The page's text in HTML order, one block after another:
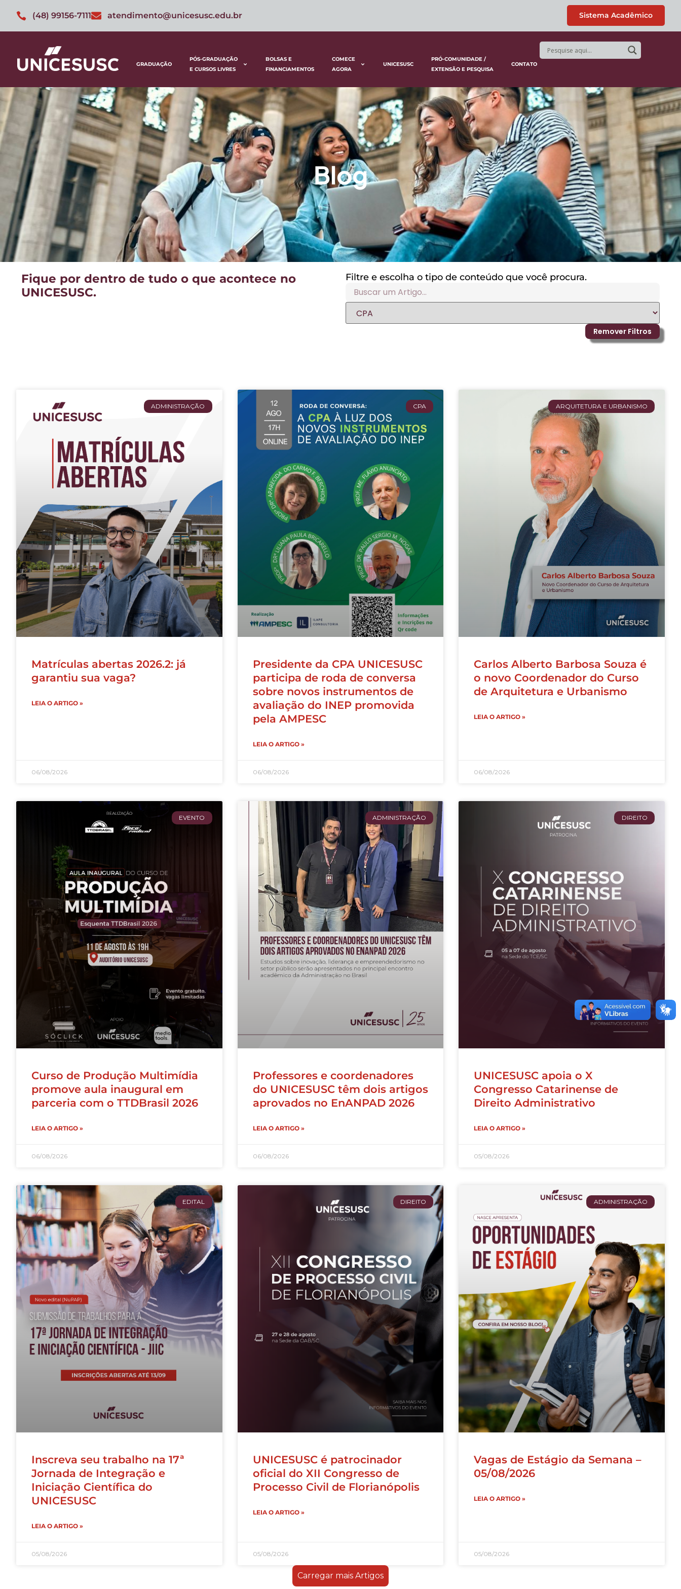
(48) 99156-7111 atendimento@unicesusc.edu.br Sistema Acadêmico
GRADUAÇÃO
PÓS-GRADUAÇÃO
E CURSOS LIVRES
BOLSAS E
FINANCIAMENTOS
COMECE
AGORA
UNICESUSC
PRÓ-COMUNIDADE /
EXTENSÃO E PESQUISA
CONTATO
Blog
Fique por dentro de tudo o que acontece no
UNICESUSC.
Filtre e escolha o tipo de conteúdo que você procura.
Remover Filtros
ADMINISTRAÇÃO
Matrículas abertas 2026.2: já
garantiu sua vaga?
LEIA O ARTIGO »
06/08/2026
CPA
Presidente da CPA UNICESUSC
participa de roda de conversa
sobre novos instrumentos de
avaliação do INEP promovida
pela AMPESC
LEIA O ARTIGO »
06/08/2026
ARQUITETURA E URBANISMO
Carlos Alberto Barbosa Souza é
o novo Coordenador do Curso
de Arquitetura e Urbanismo
LEIA O ARTIGO »
06/08/2026
EVENTO
Curso de Produção Multimídia
promove aula inaugural em
parceria com o TTDBrasil 2026
LEIA O ARTIGO »
06/08/2026
ADMINISTRAÇÃO
Professores e coordenadores
do UNICESUSC têm dois artigos
aprovados no EnANPAD 2026
LEIA O ARTIGO »
06/08/2026
DIREITO
UNICESUSC apoia o X
Congresso Catarinense de
Direito Administrativo
LEIA O ARTIGO »
05/08/2026
EDITAL
Inscreva seu trabalho na 17ª
Jornada de Integração e
Iniciação Científica do
UNICESUSC
LEIA O ARTIGO »
05/08/2026
DIREITO
UNICESUSC é patrocinador
oficial do XII Congresso de
Processo Civil de Florianópolis
LEIA O ARTIGO »
05/08/2026
ADMINISTRAÇÃO
Vagas de Estágio da Semana –
05/08/2026
LEIA O ARTIGO »
05/08/2026
Carregar mais Artigos